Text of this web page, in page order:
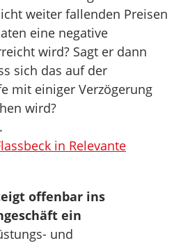
weiter fallenden Preisen
eine negative
wird? Sagt er dann
sich das auf der
mit einiger Verzögerung
wird?
in Relevante
offenbar ins
ein
und